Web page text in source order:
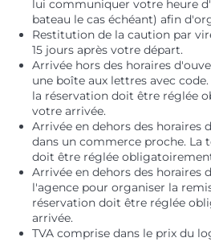
lui communiquer votre heure
bateau le cas échéant) afin
Restitution de la caution par
15 jours après votre départ.
Arrivée hors des horaires
une boîte aux lettres avec
la réservation doit être réglée
votre arrivée.
Arrivée en dehors des horaires
dans un commerce proche. La
doit être réglée
Arrivée en dehors des horaires
l'agence pour organiser la
réservation doit être réglée
arrivée.
TVA comprise dans le prix du